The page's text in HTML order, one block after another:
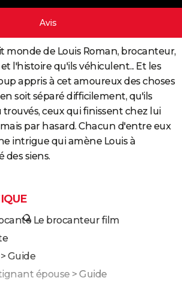
Avis
monde de Louis Roman, brocanteur,
l'histoire qu'ils véhiculent... Et les
appris à cet amoureux des choses
soit séparé difficilement, qu'ils
ceux qui finissent chez lui
par hasard. Chacun d'entre eux
intrigue qui amène Louis à
siens.
Le brocanteur film
> Guide
épouse > Guide